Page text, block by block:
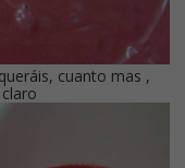
cuanto mas ,